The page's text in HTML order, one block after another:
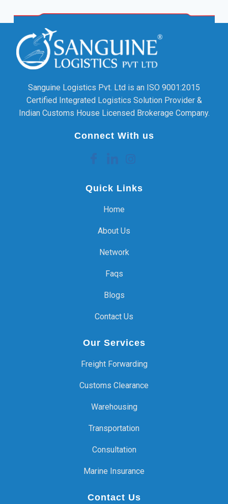
Sanguine Logistics Pvt. Ltd is an ISO 9001:2015
Certified Integrated Logistics Solution Provider &
Indian Customs House Licensed Brokerage Company.
Connect With us
Quick Links
Home
About Us
Network
Faqs
Blogs
Contact Us
Our Services
Freight Forwarding
Customs Clearance
Warehousing
Transportation
Consultation
Marine Insurance
Contact Us